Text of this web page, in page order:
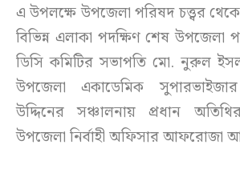
এ উপলক্ষে উপজেলা পরিষদ চত্ত্বর
বিভিন্ন এলাকা পদক্ষিণ শেষ উপজেলা
ডিসি কমিটির সভাপতি মো. নুরুল
উপজেলা একাডেমিক
উদ্দিনের সঞ্চালনায় প্রধান
উপজেলা নির্বাহী অফিসার আফরোজা